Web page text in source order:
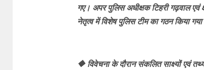
गए। अपर पुलिस अधीक्षक टिहरी गढ़वाल एवं
नेतृत्व में विशेष पुलिस टीम का गठन किया
🔶 विवेचना के दौरान संकलित साक्ष्यों एवं